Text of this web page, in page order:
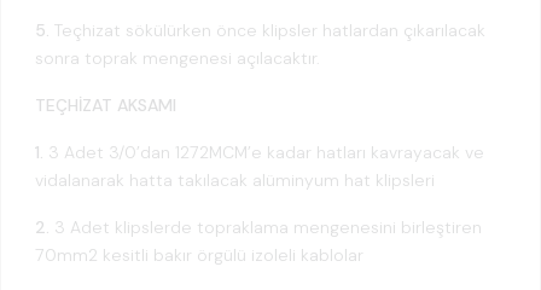
5. Teçhizat sökülürken önce klipsler hatlardan çıkarılacak
sonra toprak mengenesi açılacaktır.
TEÇHİZAT AKSAMI
1. 3 Adet 3/0’dan 1272MCM’e kadar hatları kavrayacak ve
vidalanarak hatta takılacak alüminyum hat klipsleri
2. 3 Adet klipslerde topraklama mengenesini birleştiren
70mm2 kesitli bakır örgülü izoleli kablolar